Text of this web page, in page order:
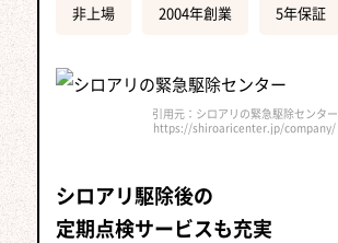
非上場 2004年創業 5年保証
引用元：シロアリの緊急駆除センター
https://shiroaricenter.jp/company/
シロアリ駆除後の
定期点検サービスも充実